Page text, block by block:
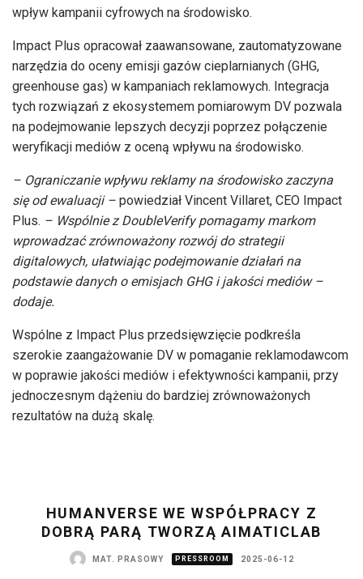
wpływ kampanii cyfrowych na środowisko.
Impact Plus opracował zaawansowane, zautomatyzowane
narzędzia do oceny emisji gazów cieplarnianych (GHG,
greenhouse gas) w kampaniach reklamowych. Integracja
tych rozwiązań z ekosystemem pomiarowym DV pozwala
na podejmowanie lepszych decyzji poprzez połączenie
weryfikacji mediów z oceną wpływu na środowisko.
– Ograniczanie wpływu reklamy na środowisko zaczyna
się od ewaluacji – powiedział Vincent Villaret, CEO Impact
Plus. – Wspólnie z DoubleVerify pomagamy markom
wprowadzać zrównoważony rozwój do strategii
digitalowych, ułatwiając podejmowanie działań na
podstawie danych o emisjach GHG i jakości mediów –
dodaje.
Wspólne z Impact Plus przedsięwzięcie podkreśla
szerokie zaangażowanie DV w pomaganie reklamodawcom
w poprawie jakości mediów i efektywności kampanii, przy
jednoczesnym dążeniu do bardziej zrównoważonych
rezultatów na dużą skalę.
HUMANVERSE WE WSPÓŁPRACY Z
DOBRĄ PARĄ TWORZĄ AIMATICLAB
MAT. PRASOWY PRESSROOM 2025-06-12